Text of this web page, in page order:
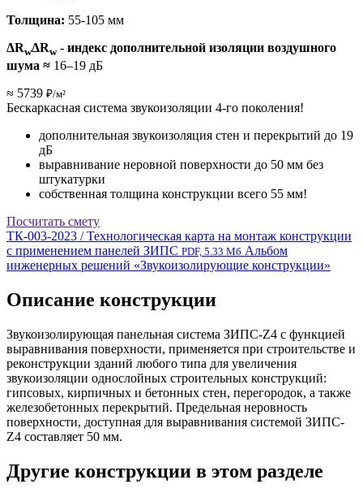
Толщина: 55-105 мм
ΔRwΔRw- индекс дополнительной изоляции воздушного
шума ≈ 16–19 дБ
≈ 5739 ₽/м²
Бескаркасная система звукоизоляции 4-го поколения!
дополнительная звукоизоляция стен и перекрытий до 19
дБ
выравнивание неровной поверхности до 50 мм без
штукатурки
собственная толщина конструкции всего 55 мм!
Посчитать смету
ТК-003-2023 / Технологическая карта на монтаж конструкции
с применением панелей ЗИПС PDF, 5.33 Мб Альбом
инженерных решений «Звукоизолирующие конструкции»
Описание конструкции
Звукоизолирующая панельная система ЗИПС-Z4 c функцией
выравнивания поверхности, применяется при строительстве и
реконструкции зданий любого типа для увеличения
звукоизоляции однослойных строительных конструкций:
гипсовых, кирпичных и бетонных стен, перегородок, а также
железобетонных перекрытий. Предельная неровность
поверхности, доступная для выравнивания системой ЗИПС-
Z4 составляет 50 мм.
Другие конструкции в этом разделе